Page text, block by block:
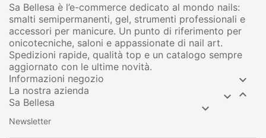
Sa Bellesa è l’e-commerce dedicato al mondo nails:
smalti semipermanenti, gel, strumenti professionali e
accessori per manicure. Un punto di riferimento per
onicotecniche, saloni e appassionate di nail art.
Spedizioni rapide, qualità top e un catalogo sempre
aggiornato con le ultime novità.
Informazioni negozio


La nostra azienda 
Sa Bellesa 
Newsletter